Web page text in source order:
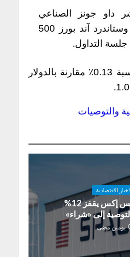
داو جونز الصناعي
وناسداك 100 وستاندرد آند بورز 500
جلسة التداول.
انخفض اليورو بنسبة 0.13٪ مقارنة بالدولار
والتوصيات
الاقتصادية
سهم سبيس إكس يقفز 12%
إلى «شراء»
يومين مضى